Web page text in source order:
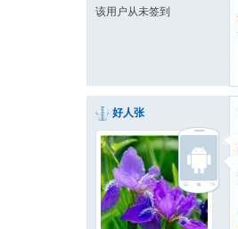
该用户从未签到
好人张